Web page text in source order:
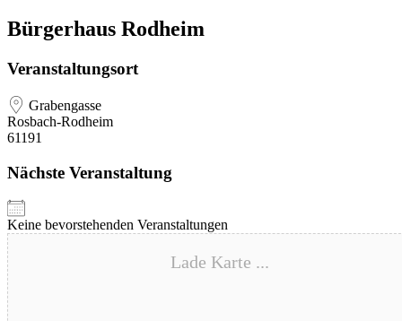
Bürgerhaus Rodheim
Veranstaltungsort
Grabengasse
Rosbach-Rodheim
61191
Nächste Veranstaltung
Keine bevorstehenden Veranstaltungen
Lade Karte ...